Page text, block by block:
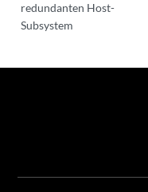
redundanten Host-
Subsystem